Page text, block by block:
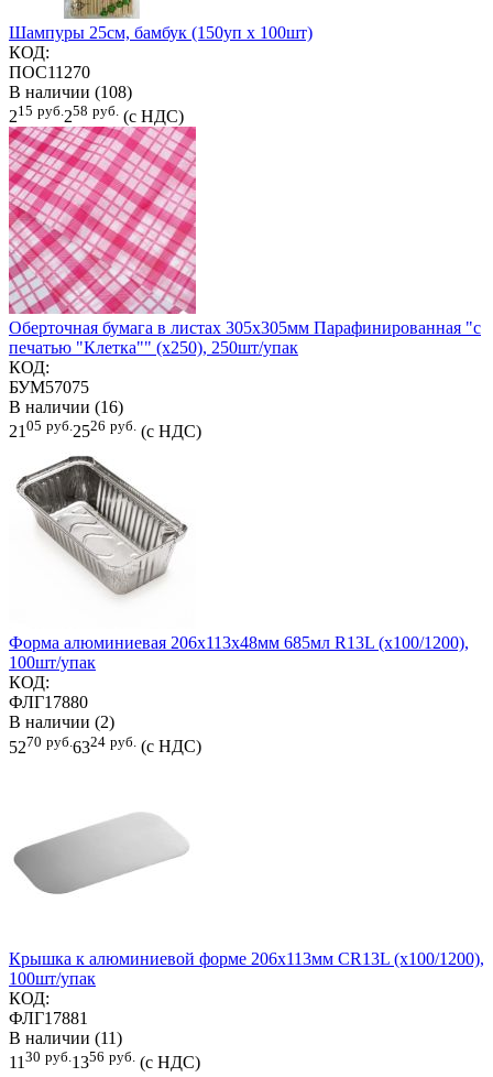
Шампуры 25см, бамбук (150уп х 100шт)
КОД:
ПОС11270
В наличии (108)
215 руб. 258 руб. (с НДС)
Оберточная бумага в листах 305х305мм Парафинированная "с
печатью "Клетка"" (х250), 250шт/упак
КОД:
БУМ57075
В наличии (16)
21 05 руб.2526 руб. (с НДС)
Форма алюминиевая 206х113х48мм 685мл R13L (х100/1200),
100шт/упак
КОД:
ФЛГ17880
В наличии (2)
5270 руб. 6324 руб. (с НДС)
Крышка к алюминиевой форме 206х113мм CR13L (х100/1200),
100шт/упак
КОД:
ФЛГ17881
В наличии (11)
11 30 руб. 1356 руб. (с НДС)